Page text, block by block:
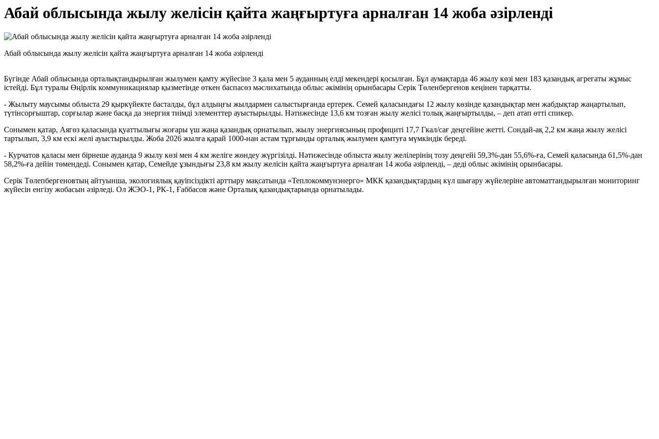
Абай облысында жылу желісін қайта жаңғыртуға арналған 14 жоба әзірленді
Абай облысында жылу желісін қайта жаңғыртуға арналған 14 жоба әзірленді
Бүгінде Абай облысында орталықтандырылған жылумен қамту жүйесіне 3 қала мен 5 ауданның елді мекендері қосылған. Бұл аумақтарда 46 жылу көзі мен 183 қазандық агрегаты жұмыс
істейді. Бұл туралы Өңірлік коммуникациялар қызметінде өткен баспасөз мәслихатында облыс әкімінің орынбасары Серік Төленбергенов кеңінен тарқатты.
- Жылыту маусымы облыста 29 қыркүйекте басталды, бұл алдыңғы жылдармен салыстырғанда ертерек. Семей қаласындағы 12 жылу көзінде қазандықтар мен жабдықтар жаңартылып,
түтінсорғыштар, сорғылар және басқа да энергия тиімді элементтер ауыстырылды. Нәтижесінде 13,6 км тозған жылу желісі толық жаңғыртылды, – деп атап өтті спикер.
Сонымен қатар, Аягөз қаласында қуаттылығы жоғары үш жаңа қазандық орнатылып, жылу энергиясының профициті 17,7 Гкал/сағ деңгейіне жетті. Сондай-ақ 2,2 км жаңа жылу желісі
тартылып, 3,9 км ескі желі ауыстырылды. Жоба 2026 жылға қарай 1000-нан астам тұрғынды орталық жылумен қамтуға мүмкіндік береді.
- Курчатов қаласы мен бірнеше ауданда 9 жылу көзі мен 4 км желіге жөндеу жүргізілді. Нәтижесінде облыста жылу желілерінің тозу деңгейі 59,3%-дан 55,6%-ға, Семей қаласында 61,5%-дан
58,2%-ға дейін төмендеді. Сонымен қатар, Семейде ұзындығы 23,8 км жылу желісін қайта жаңғыртуға арналған 14 жоба әзірленді, – деді облыс әкімінің орынбасары.
Серік Төлепбергеновтың айтуынша, экологиялық қауіпсіздікті арттыру мақсатында «Теплокоммунэнерго» МКК қазандықтардың күл шығару жүйелеріне автоматтандырылған мониторинг
жүйесін енгізу жобасын әзірледі. Ол ЖЭО-1, РК-1, Ғаббасов және Орталық қазандықтарында орнатылады.